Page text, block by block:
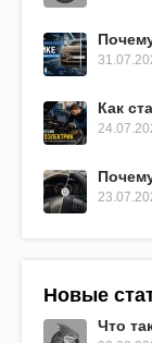
Как
Новые
Что